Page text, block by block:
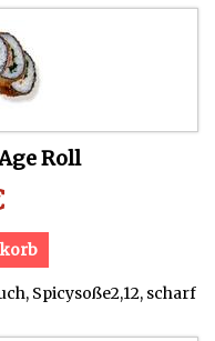
Roll
Spicysoße2,12, scharf